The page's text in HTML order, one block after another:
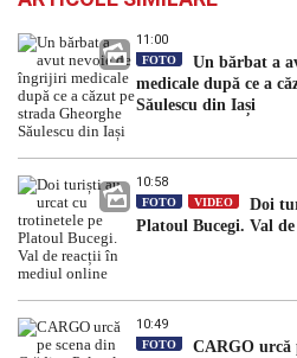
11:00
FOTO
Un bărbat a
medicale după ce a
Săulescu din Iași
10:58
FOTO VIDEO
Doi
Platoul Bucegi. Val
10:49
FOTO
CARGO urcă